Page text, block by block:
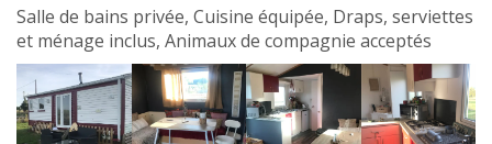
Salle de bains privée, Cuisine équipée, Draps, serviettes
et ménage inclus, Animaux de compagnie acceptés